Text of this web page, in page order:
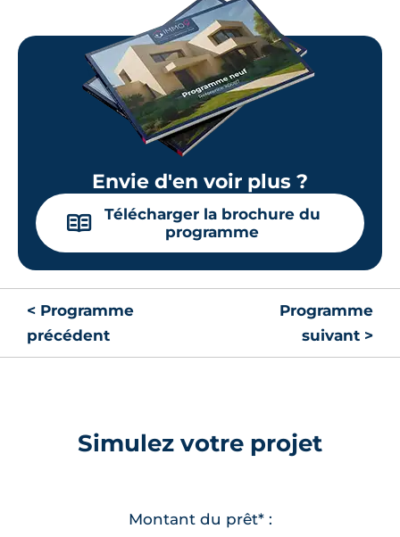
Envie d'en voir plus ?
📖
Télécharger la brochure du
programme
< Programme
précédent
Programme
suivant >
Simulez votre projet
Montant du prêt* :